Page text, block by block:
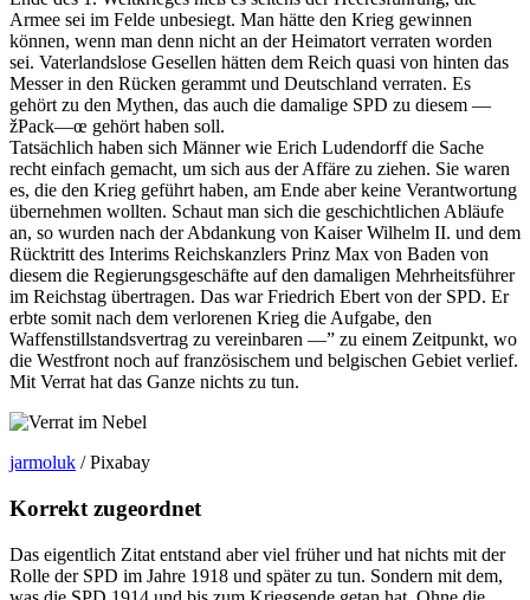
Armee sei im Felde unbesiegt. Man hätte den Krieg gewinnen
können, wenn man denn nicht an der Heimatort verraten worden
sei. Vaterlandslose Gesellen hätten dem Reich quasi von hinten das
Messer in den Rücken gerammt und Deutschland verraten. Es
gehört zu den Mythen, das auch die damalige SPD zu diesem —
žPack—œ gehört haben soll.
Tatsächlich haben sich Männer wie Erich Ludendorff die Sache
recht einfach gemacht, um sich aus der Affäre zu ziehen. Sie waren
es, die den Krieg geführt haben, am Ende aber keine Verantwortung
übernehmen wollten. Schaut man sich die geschichtlichen Abläufe
an, so wurden nach der Abdankung von Kaiser Wilhelm II. und dem
Rücktritt des Interims Reichskanzlers Prinz Max von Baden von
diesem die Regierungsgeschäfte auf den damaligen Mehrheitsführer
im Reichstag übertragen. Das war Friedrich Ebert von der SPD. Er
erbte somit nach dem verlorenen Krieg die Aufgabe, den
Waffenstillstandsvertrag zu vereinbaren —” zu einem Zeitpunkt, wo
die Westfront noch auf französischem und belgischen Gebiet verlief.
Mit Verrat hat das Ganze nichts zu tun.
jarmoluk / Pixabay
Korrekt zugeordnet
Das eigentlich Zitat entstand aber viel früher und hat nichts mit der
Rolle der SPD im Jahre 1918 und später zu tun. Sondern mit dem,